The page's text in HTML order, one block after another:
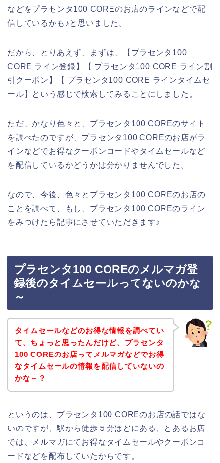
などをプラセンタ100 COREのお店のラインなどで配
信しているかも♪と思いました。
だから、とりあえず、まずは、【プラセンタ100
CORE ライン登録】【 プラセンタ100 CORE ライン割
引クーポン】【 プラセンタ100 CORE ラインタイムセ
ール】という感じで検索してみることにしました。
ただ、かなり色々と、プラセンタ100 COREのサイト
を調べたのですが、プラセンタ100 COREのお店がラ
インなどでお得なクーポンコードやタイムセールなど
を配信しているかどうかは分かりませんでした。
なので、今後、色々とプラセンタ100 COREのお店の
ことを調べて、もし、プラセンタ100 COREのライン
をみつけたら記事にさせていただきます♪
プラセンタ100 COREのメルマガ登
録後のタイムセールってないのかな
～
タイムセールなどのお得な情報を調べてい
て、ちょっと思ったんだけど、プラセンタ
100 COREのお店ってメルマガなどでお得
なタイムセールの情報を配信していないの
かな～？
というのは、プラセンタ100 COREのお店の話ではな
いのですが、駅から徒歩５分ほどにある、とあるお店
では、メルマガにてお得なタイムセールやクーポンコ
ードなどを配布していたからです。